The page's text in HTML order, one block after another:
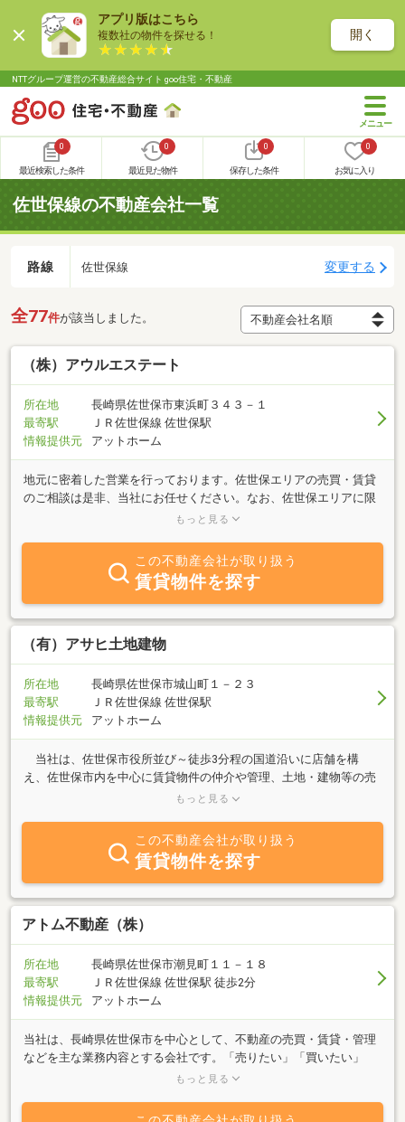
アプリ版はこちら
複数社の物件を探せる！ 開く
NTTグループ運営の不動産総合サイト goo住宅・不動産
0
最近検索した条件
0
最近見た物件
0
保存した条件
0
お気に入り
佐世保線の不動産会社一覧
路線 佐世保線 変更する
全77件が該当しました。
（株）アウルエステート
所在地
長崎県佐世保市東浜町３４３－１
最寄駅
ＪＲ佐世保線 佐世保駅
情報提供元
アットホーム
地元に密着した営業を行っております。佐世保エリアの売買・賃貸
のご相談は是非、当社にお任せください。なお、佐世保エリアに限
らず近隣地域の営業活動にも力を入れております！お気軽にご相談
もっと見る
この不動産会社が取り扱う
賃貸物件を探す
（有）アサヒ土地建物
所在地
長崎県佐世保市城山町１－２３
最寄駅
ＪＲ佐世保線 佐世保駅
情報提供元
アットホーム
当社は、佐世保市役所並び～徒歩3分程の国道沿いに店舗を構
え、佐世保市内を中心に賃貸物件の仲介や管理、土地・建物等の売
買仲介等、総合不動産として事業を展開しております。賃貸物件
アフターケアで、お客様に快適空間を提供させていただいておりま
す。 明るく元気な接客でご来店をお待ち致しております。どうぞ
お気軽にお問い合わせ下さい！
もっと見る
この不動産会社が取り扱う
賃貸物件を探す
アトム不動産（株）
所在地
長崎県佐世保市潮見町１１－１８
最寄駅
ＪＲ佐世保線 佐世保駅 徒歩2分
情報提供元
アットホーム
当社は、長崎県佐世保市を中心として、不動産の売買・賃貸・管理
などを主な業務内容とする会社です。「売りたい」「買いたい」
「借りたい」ご希望の方、不動産に関する質問は何でもお気軽にご
(財）住宅金融普及協会 住宅ローンアドバイザー登録●来客用駐車
もっと見る